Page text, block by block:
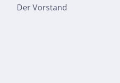
Der Vorstand